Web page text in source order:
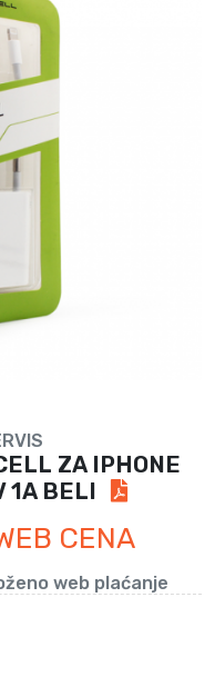
ZA IPHONE
1A BELI
CENA
web plaćanje